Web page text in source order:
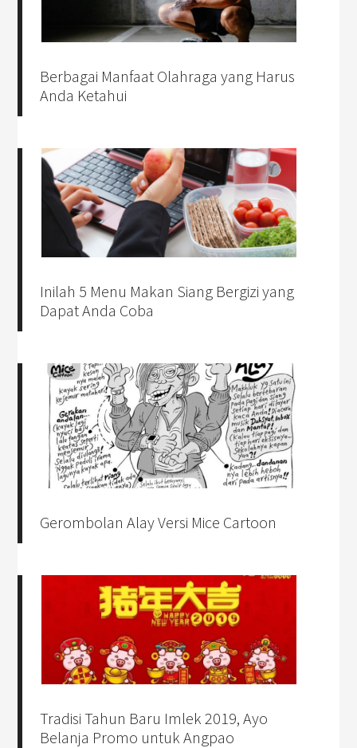
Berbagai Manfaat Olahraga yang Harus
Anda Ketahui
Inilah 5 Menu Makan Siang Bergizi yang
Dapat Anda Coba
Gerombolan Alay Versi Mice Cartoon
Tradisi Tahun Baru Imlek 2019, Ayo
Belanja Promo untuk Angpao